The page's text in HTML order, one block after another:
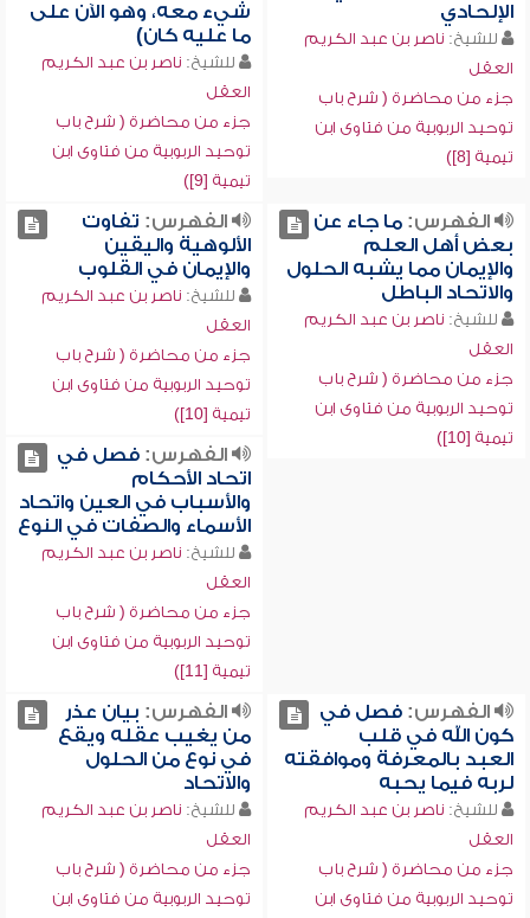
الإلحادي
للشيخ: ناصر بن عبد الكريم
العقل
جزء من محاضرة ( شرح باب
توحيد الربوبية من فتاوى ابن
تيمية [8])
شيء معه، وهو الآن على
ما عليه كان)
للشيخ: ناصر بن عبد الكريم
العقل
جزء من محاضرة ( شرح باب
توحيد الربوبية من فتاوى ابن
تيمية [9])
الفهرس:ما جاء عن
بعض أهل العلم
والإيمان مما يشبه الحلول
والاتحاد الباطل
للشيخ: ناصر بن عبد الكريم
العقل
جزء من محاضرة ( شرح باب
توحيد الربوبية من فتاوى ابن
تيمية [10])
الفهرس: تفاوت
الألوهية واليقين
والإيمان في القلوب
للشيخ: ناصر بن عبد الكريم
العقل
جزء من محاضرة ( شرح باب
توحيد الربوبية من فتاوى ابن
تيمية [10])
الفهرس:فصل في
اتحاد الأحكام
والأسباب في العين واتحاد
الأسماء والصفات في النوع
للشيخ: ناصر بن عبد الكريم
العقل
جزء من محاضرة ( شرح باب
توحيد الربوبية من فتاوى ابن
تيمية [11])
الفهرس:فصل في
كون الله في قلب
العبد بالمعرفة وموافقته
لربه فيما يحبه
للشيخ: ناصر بن عبد الكريم
العقل
جزء من محاضرة ( شرح باب
توحيد الربوبية من فتاوى ابن
الفهرس: بيان عذر
من يغيب عقله ويقع
في نوع من الحلول
والاتحاد
للشيخ: ناصر بن عبد الكريم
العقل
جزء من محاضرة ( شرح باب
توحيد الربوبية من فتاوى ابن